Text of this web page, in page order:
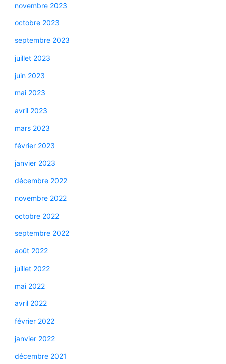
novembre 2023
octobre 2023
septembre 2023
juillet 2023
juin 2023
mai 2023
avril 2023
mars 2023
février 2023
janvier 2023
décembre 2022
novembre 2022
octobre 2022
septembre 2022
août 2022
juillet 2022
mai 2022
avril 2022
février 2022
janvier 2022
décembre 2021